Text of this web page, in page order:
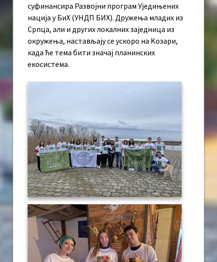
суфинансира Развојни програм Уједињених
нација у БиХ (УНДП БИХ). Дружења младих из
Српца, али и других локалних заједница из
окружења, настављају се ускоро на Kозари,
када ће тема бити значај планинских
екосистема.